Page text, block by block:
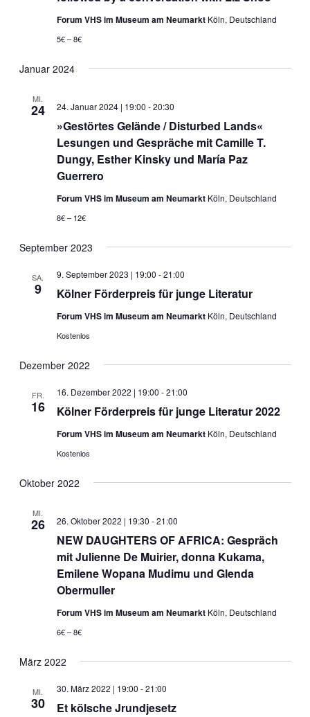
Forum VHS im Museum am Neumarkt Köln, Deutschland
5€ – 8€
Januar 2024
MI.
24
»Gestörtes Gelände / Disturbed Lands«
Lesungen und Gespräche mit Camille T.
Dungy, Esther Kinsky und María Paz
Guerrero
24. Januar 2024 | 19:00 -20:30
Forum VHS im Museum am Neumarkt Köln, Deutschland
8€ – 12€
September 2023
SA.
9 Kölner Förderpreis für junge Literatur
9. September 2023 | 19:00 -21:00
Forum VHS im Museum am Neumarkt Köln, Deutschland
Kostenlos
Dezember 2022
FR.
16 Kölner Förderpreis für junge Literatur 2022
16. Dezember 2022 | 19:00 -21:00
Forum VHS im Museum am Neumarkt Köln, Deutschland
Kostenlos
Oktober 2022
MI.
26
NEW DAUGHTERS OF AFRICA: Gespräch
mit Julienne De Muirier, donna Kukama,
Emilene Wopana Mudimu und Glenda
Obermuller
26. Oktober 2022 | 19:30 -21:00
Forum VHS im Museum am Neumarkt Köln, Deutschland
6€ – 8€
März 2022
MI.
30 Et kölsche Jrundjesetz
30. März 2022 | 19:00 -21:00